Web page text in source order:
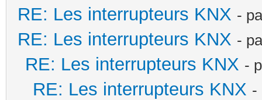
RE: Les interrupteurs KNX -
RE: Les interrupteurs KNX -
RE: Les interrupteurs KNX -
RE: Les interrupteurs KNX -